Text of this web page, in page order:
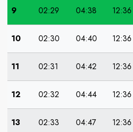
9 02:29 04:38 12:36
10 02:30 04:40 12:36
11 02:31 04:42 12:36
12 02:32 04:44 12:36
13 02:33 04:47 12:36